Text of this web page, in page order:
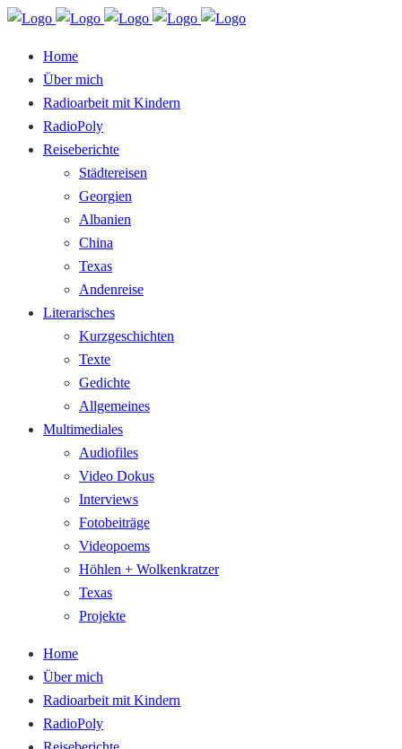
Home
Über mich
Radioarbeit mit Kindern
RadioPoly
Reiseberichte
Städtereisen
Georgien
Albanien
China
Texas
Andenreise
Literarisches
Kurzgeschichten
Texte
Gedichte
Allgemeines
Multimediales
Audiofiles
Video Dokus
Interviews
Fotobeiträge
Videopoems
Höhlen + Wolkenkratzer
Texas
Projekte
Home
Über mich
Radioarbeit mit Kindern
RadioPoly